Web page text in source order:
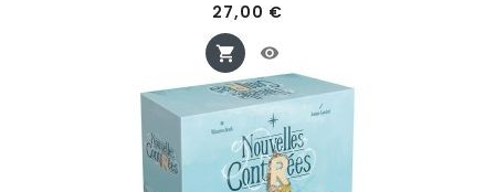
27,00 €